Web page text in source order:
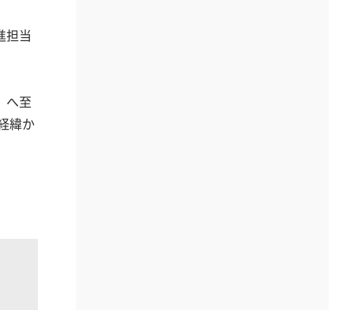
担当
へ至
緯か